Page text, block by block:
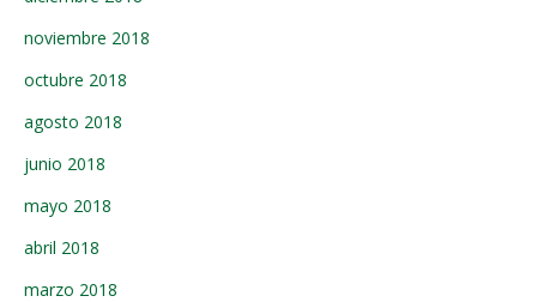
noviembre 2018
octubre 2018
agosto 2018
junio 2018
mayo 2018
abril 2018
marzo 2018